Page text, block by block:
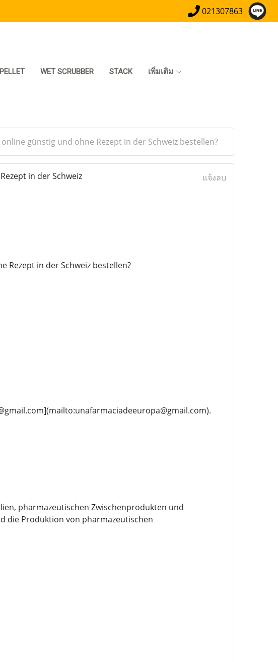
021307863
WET SCRUBBER STACK เพิ่มเติม
günstig und ohne Rezept in der Schweiz bestellen?
in der Schweiz
แจ้งลบ
Rezept in der Schweiz bestellen?
pharmazeutischen Zwischenprodukten und
die Produktion von pharmazeutischen